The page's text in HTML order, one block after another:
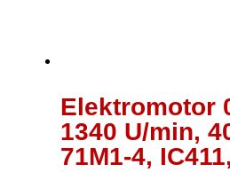
Elektromotor
1340 U/min,
71M1-4,